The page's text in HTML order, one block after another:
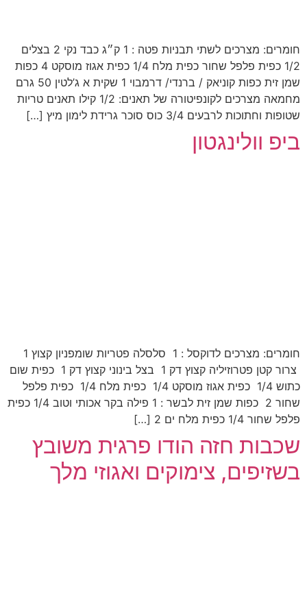
חומרים: מצרכים לשתי תבניות פטה : 1 ק״ג כבד נקי 2 בצלים
1/2 כפית פלפל שחור כפית מלח 1/4 כפית אגוז מוסקט 4 כפות
שמן זית כפות קוניאק / ברנדי/ דרמבוי 1 שקית א ג’לטין 50 גרם
מחמאה מצרכים לקונפיטורה של תאנים: 1/2 קילו תאנים טריות
שטופות וחתוכות לרבעים 3/4 כוס סוכר גרידת לימון מיץ […]
ביפ וולינגטון
חומרים: מצרכים לדוקסל : 1 סלסלה פטריות שומפניון קצוץ 1
צרור קטן פטרוזיליה קצוץ דק 1 בצל בינוני קצוץ דק 1 כפית שום
כתוש 1/4 כפית אגוז מוסקט 1/4 כפית מלח 1/4 כפית פלפל
שחור 2 כפות שמן זית לבשר : 1 פילה בקר אכותי וטוב 1/4 כפית
פלפל שחור 1/4 כפית מלח ים 2 […]
שכבות חזה הודו פרגית משובץ
בשזיפים, צימוקים ואגוזי מלך